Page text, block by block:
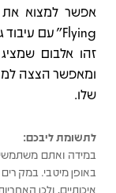
זהו אלבום
ומאפשר הצצה
שלו.
לתשומת ליבכם:
במידה ואתם
באופן מיטבי.
איכותיים, ולכן